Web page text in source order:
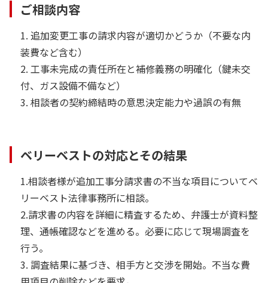
ご相談内容
1. 追加変更工事の請求内容が適切かどうか（不要な内
装費など含む）
2. 工事未完成の責任所在と補修義務の明確化（鍵未交
付、ガス設備不備など）
3. 相談者の契約締結時の意思決定能力や過誤の有無
ベリーベストの対応とその結果
1.相談者様が追加工事分請求書の不当な項目についてベ
リーベスト法律事務所に相談。
2.請求書の内容を詳細に精査するため、弁護士が資料整
理、通帳確認などを進める。必要に応じて現場調査を
行う。
3. 調査結果に基づき、相手方と交渉を開始。不当な費